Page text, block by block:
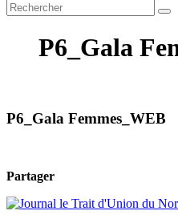
P6_Gala
P6_Gala Femmes_WEB
Partager